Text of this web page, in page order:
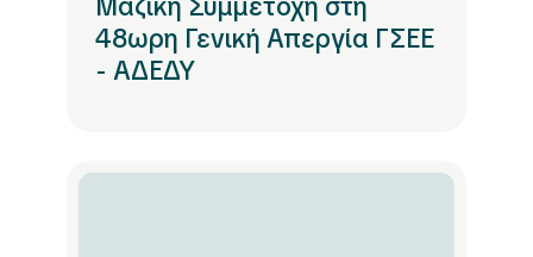
Μαζική Συμμετοχή στη
48ωρη Γενική Απεργία ΓΣΕΕ
- ΑΔΕΔΥ